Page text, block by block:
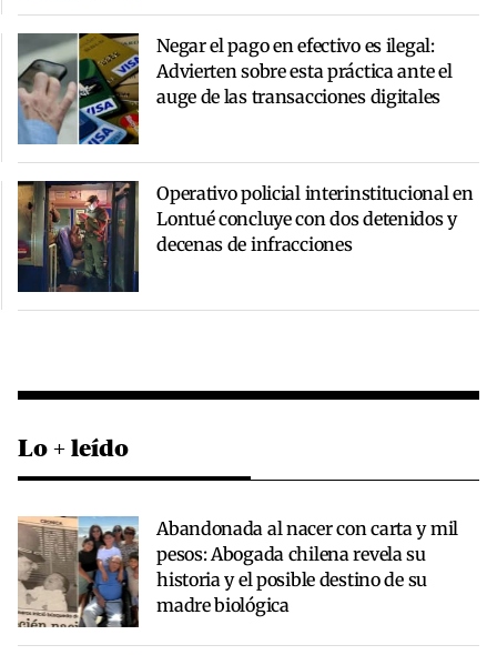
Negar el pago en efectivo es ilegal:
Advierten sobre esta práctica ante el
auge de las transacciones digitales
Operativo policial interinstitucional en
Lontué concluye con dos detenidos y
decenas de infracciones
Lo + leído
Abandonada al nacer con carta y mil
pesos: Abogada chilena revela su
historia y el posible destino de su
madre biológica